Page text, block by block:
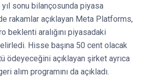
yıl sonu bilançosunda piyasa
rakamlar açıklayan Meta Platforms,
beklenti aralığını piyasadaki
Hisse başına 50 cent olacak
ödeyeceğini açıklayan şirket ayrıca
alım programını da açıkladı.